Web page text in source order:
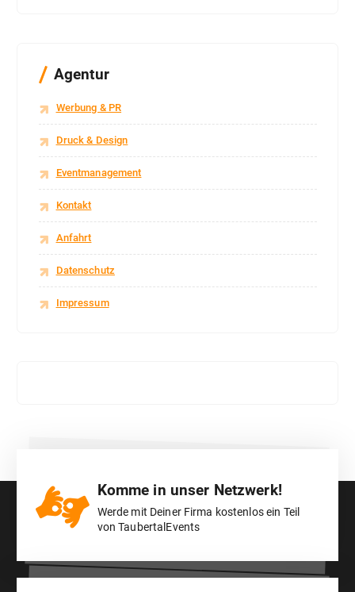
Agentur
Werbung & PR
Druck & Design
Eventmanagement
Kontakt
Anfahrt
Datenschutz
Impressum
Komme in unser Netzwerk!
Werde mit Deiner Firma kostenlos ein Teil
von TaubertalEvents